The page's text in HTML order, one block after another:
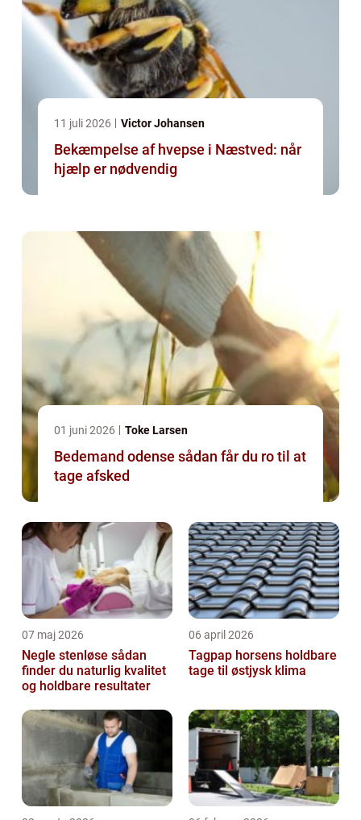
11 juli 2026 Victor Johansen
Bekæmpelse af hvepse i Næstved: når
hjælp er nødvendig
01 juni 2026 Toke Larsen
Bedemand odense sådan får du ro til at
tage afsked
07 maj 2026
Negle stenløse sådan
finder du naturlig kvalitet
og holdbare resultater
06 april 2026
Tagpap horsens holdbare
tage til østjysk klima